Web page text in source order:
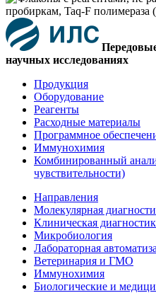
научных исследованиях
Продукция
Оборудование
Реагенты
Расходные материалы
Программное
Иммунохимия
Комбинированный
чувствительности)
Направления
Молекулярная
Клиническая
Микробиология
Лабораторная
Ветеринария и ГМО
Иммунохимия
Биологические и